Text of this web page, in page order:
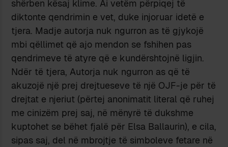
shërben kësaj klime. Ai vetëm përpiqej të
diktonte qendrimin e vet, duke injoruar idetë e
tjera. Madje autorja nuk ngurron as të gjykojë
mbi qëllimet që ajo mendon se fshihen pas
qendrimeve të atyre që e kundërshtojnë ligjin.
Ndër të tjera, Autorja nuk ngurron as që të
akuzojë një prej drejtueseve të një OJF-je për të
drejtat e njeriut (përtej anonimatit literal që ruhej
me cinizëm prej saj, në mënyrë të dukshme
kuptohet se bëhet fjalë për Elsa Ballaurin), e cila,
sipas saj, del në mbrojtje të simboleve fetare në